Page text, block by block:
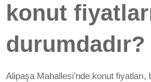
konut
durumdadır?
Alipaşa Mahallesi’nde konut